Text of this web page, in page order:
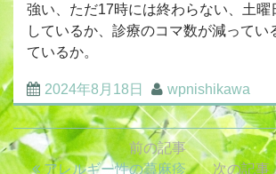
強い、ただ17時には終わらない、土曜
しているか、診療のコマ数が減ってい
ているか。
2024年8月18日 wpnishikawa
投
前の記事
前アレルギー性の蕁麻疹 次の記事